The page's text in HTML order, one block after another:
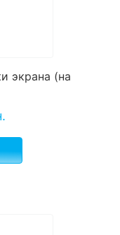
экрана (на